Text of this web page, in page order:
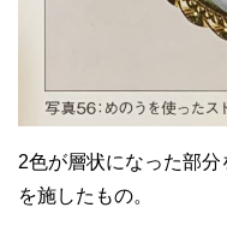
2色が層状になった部
を施したもの。